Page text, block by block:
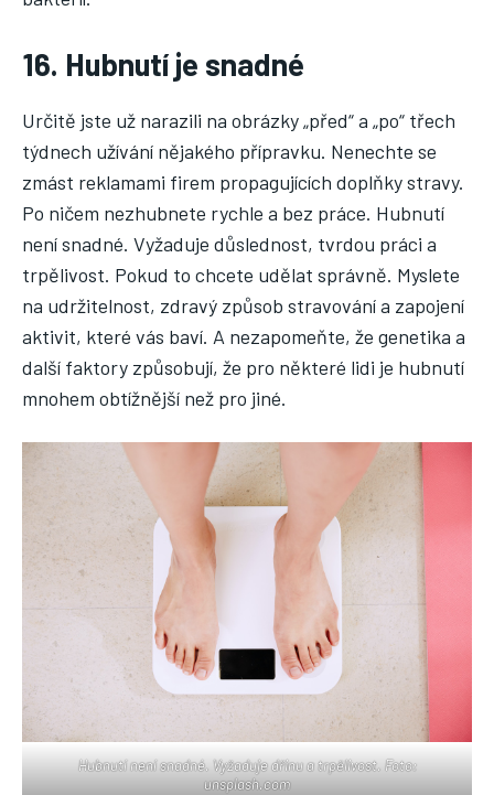
16. Hubnutí je snadné
Určitě jste už narazili na obrázky „před“ a „po“ třech
týdnech užívání nějakého přípravku. Nenechte se
zmást reklamami firem propagujících doplňky stravy.
Po ničem nezhubnete rychle a bez práce. Hubnutí
není snadné. Vyžaduje důslednost, tvrdou práci a
trpělivost. Pokud to chcete udělat správně. Myslete
na udržitelnost, zdravý způsob stravování a zapojení
aktivit, které vás baví. A nezapomeňte, že genetika a
další faktory způsobují, že pro některé lidi je hubnutí
mnohem obtížnější než pro jiné.
Hubnutí není snadné. Vyžaduje dřinu a trpělivost. Foto:
unsplash.com